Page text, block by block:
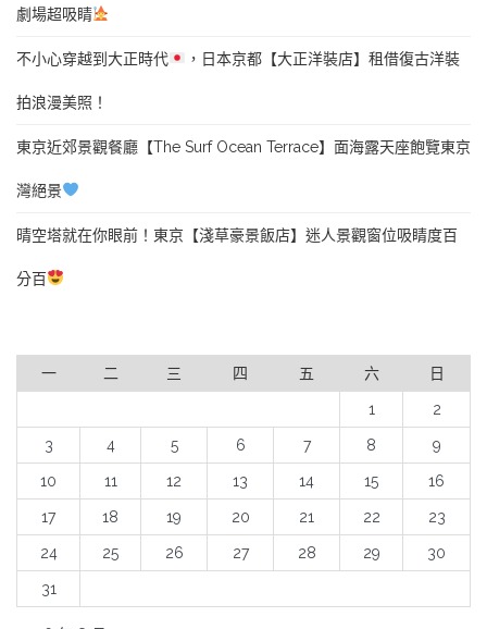
劇場超吸睛
不小心穿越到大正時代 ，日本京都【大正洋裝店】租借復古洋裝
拍浪漫美照！
東京近郊景觀餐廳【The Surf Ocean Terrace】面海露天座飽覽東京
灣絕景
晴空塔就在你眼前！東京【淺草豪景飯店】迷人景觀窗位吸睛度百
分百
一 二 三 四 五 六 日
1 2
3 4 5 6 7 8 9
10 11 12 13 14 15 16
17 18 19 20 21 22 23
24 25 26 27 28 29 30
31